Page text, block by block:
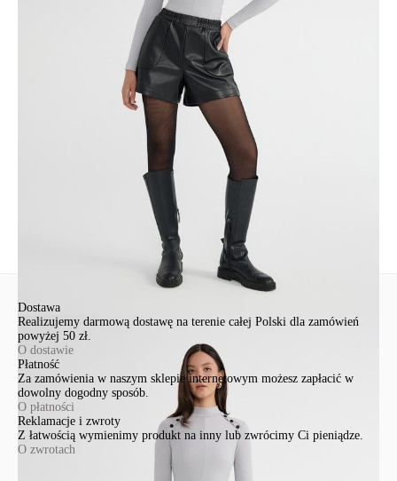
полиэстер 100% покрытие ПУ
Podmiot odpowiedzialny
EuroTrade Tex Sp z o.o.
91-341, Łódź, Polska
Ten produkt nie ma pytań Możesz zadać pytanie, klikając przycisk
Dostawa
Realizujemy darmową dostawę na terenie całej Polski dla zamówień
powyżej 50 zł.
O dostawie
Płatność
Za zamówienia w naszym sklepie internetowym możesz zapłacić w
dowolny dogodny sposób.
O płatności
Reklamacje i zwroty
Z łatwością wymienimy produkt na inny lub zwrócimy Ci pieniądze.
O zwrotach